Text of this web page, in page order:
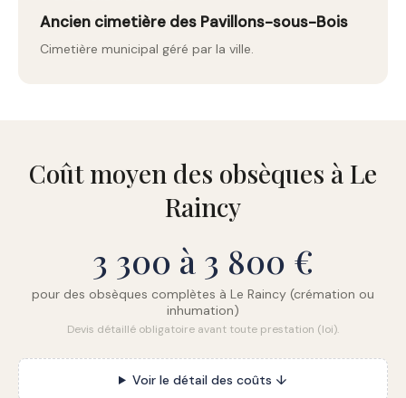
Ancien cimetière des Pavillons-sous-Bois
Cimetière municipal géré par la ville.
Coût moyen des obsèques à Le
Raincy
3 300 à 3 800 €
pour des obsèques complètes à Le Raincy (crémation ou
inhumation)
Devis détaillé obligatoire avant toute prestation (loi).
Voir le détail des coûts ↓